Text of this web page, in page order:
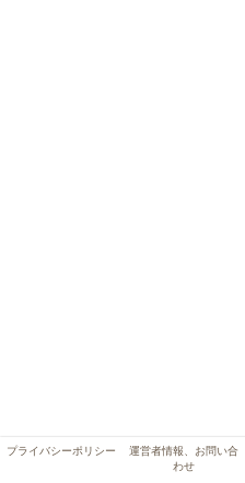
プライバシーポリシー
運営者情報、お問い合
わせ